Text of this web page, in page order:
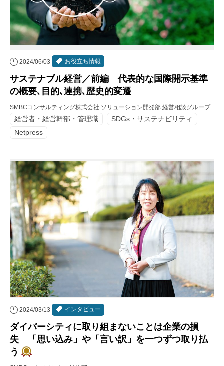
2024/06/03 お役立ち情報
サステナブル経営／前編 代表的な国際開示基準
の概要､目的､連携､歴史的変遷
SMBCコンサルティング株式会社 ソリューション開発部 経営相談グループ
経営者・経営幹部・管理職
SDGs・サステナビリティ
Netpress
2024/03/13 インタビュー
ダイバーシティに取り組まないことは企業の損
失 「思い込み」や「言い訳」を一つずつ取り払
う